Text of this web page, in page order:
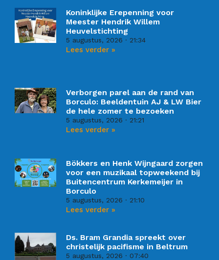
Koninklijke Erepenning voor
Meester Hendrik Willem
Heuvelstichting
5 augustus, 2026 21:34
Lees verder »
Verborgen parel aan de rand van
Borculo: Beeldentuin AJ & LW Bier
de hele zomer te bezoeken
5 augustus, 2026 21:21
Lees verder »
Bökkers en Henk Wijngaard zorgen
voor een muzikaal topweekend bij
Buitencentrum Kerkemeijer in
Borculo
5 augustus, 2026 21:10
Lees verder »
Ds. Bram Grandia spreekt over
christelijk pacifisme in Beltrum
5 augustus, 2026 07:40